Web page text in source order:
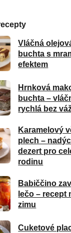
Vláčná
buchta s
efektem
Hrnková
buchta –
rychlá bez
Karamelový
plech –
dezert pro
rodinu
Babiččino
lečo – recept
zimu
Cuketové